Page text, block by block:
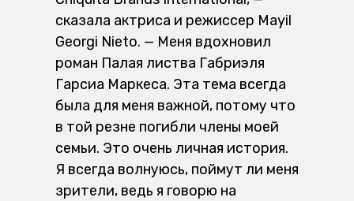
сказала актриса и режиссер Mayil
Georgi Nieto. — Меня вдохновил
роман Палая листва Габриэля
Гарсиа Маркеса. Эта тема всегда
была для меня важной, потому что
в той резне погибли члены моей
семьи. Это очень личная история.
Я всегда волнуюсь, поймут ли меня
зрители, ведь я говорю на